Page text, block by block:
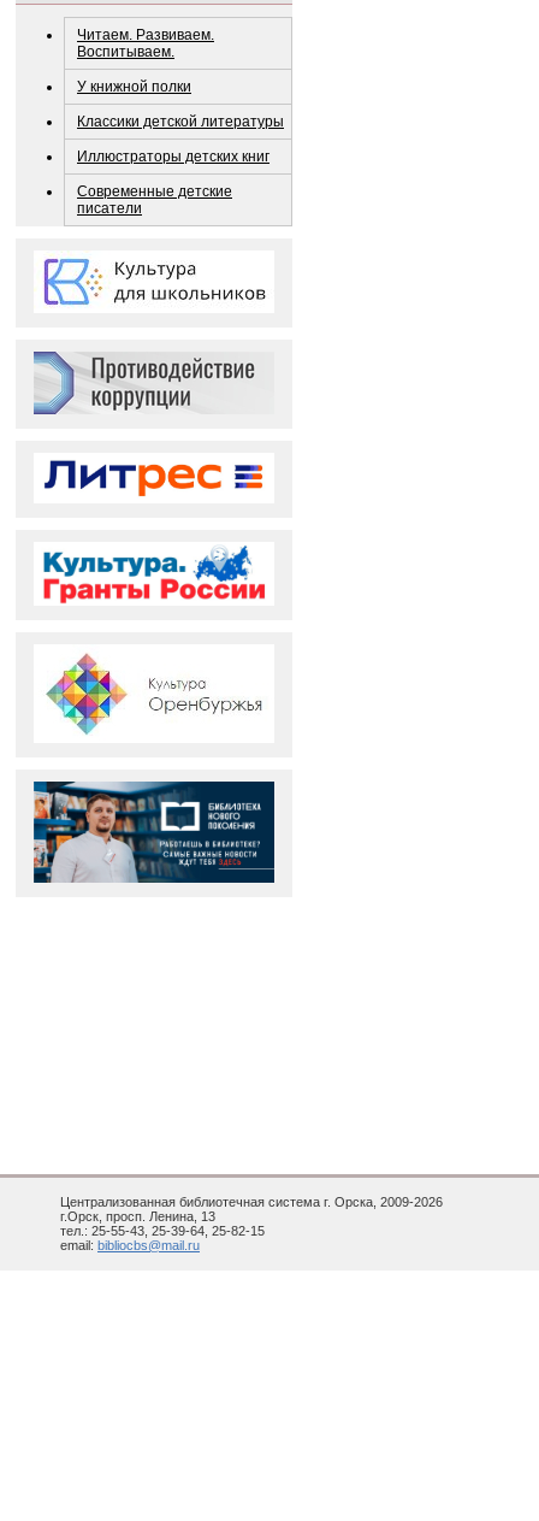
Читаем. Развиваем.
Воспитываем.
У книжной полки
Классики детской литературы
Иллюстраторы детских книг
Современные детские
писатели
Централизованная библиотечная система г. Орска, 2009-2026
г.Орск, просп. Ленина, 13
тел.: 25-55-43, 25-39-64, 25-82-15
email: bibliocbs@mail.ru